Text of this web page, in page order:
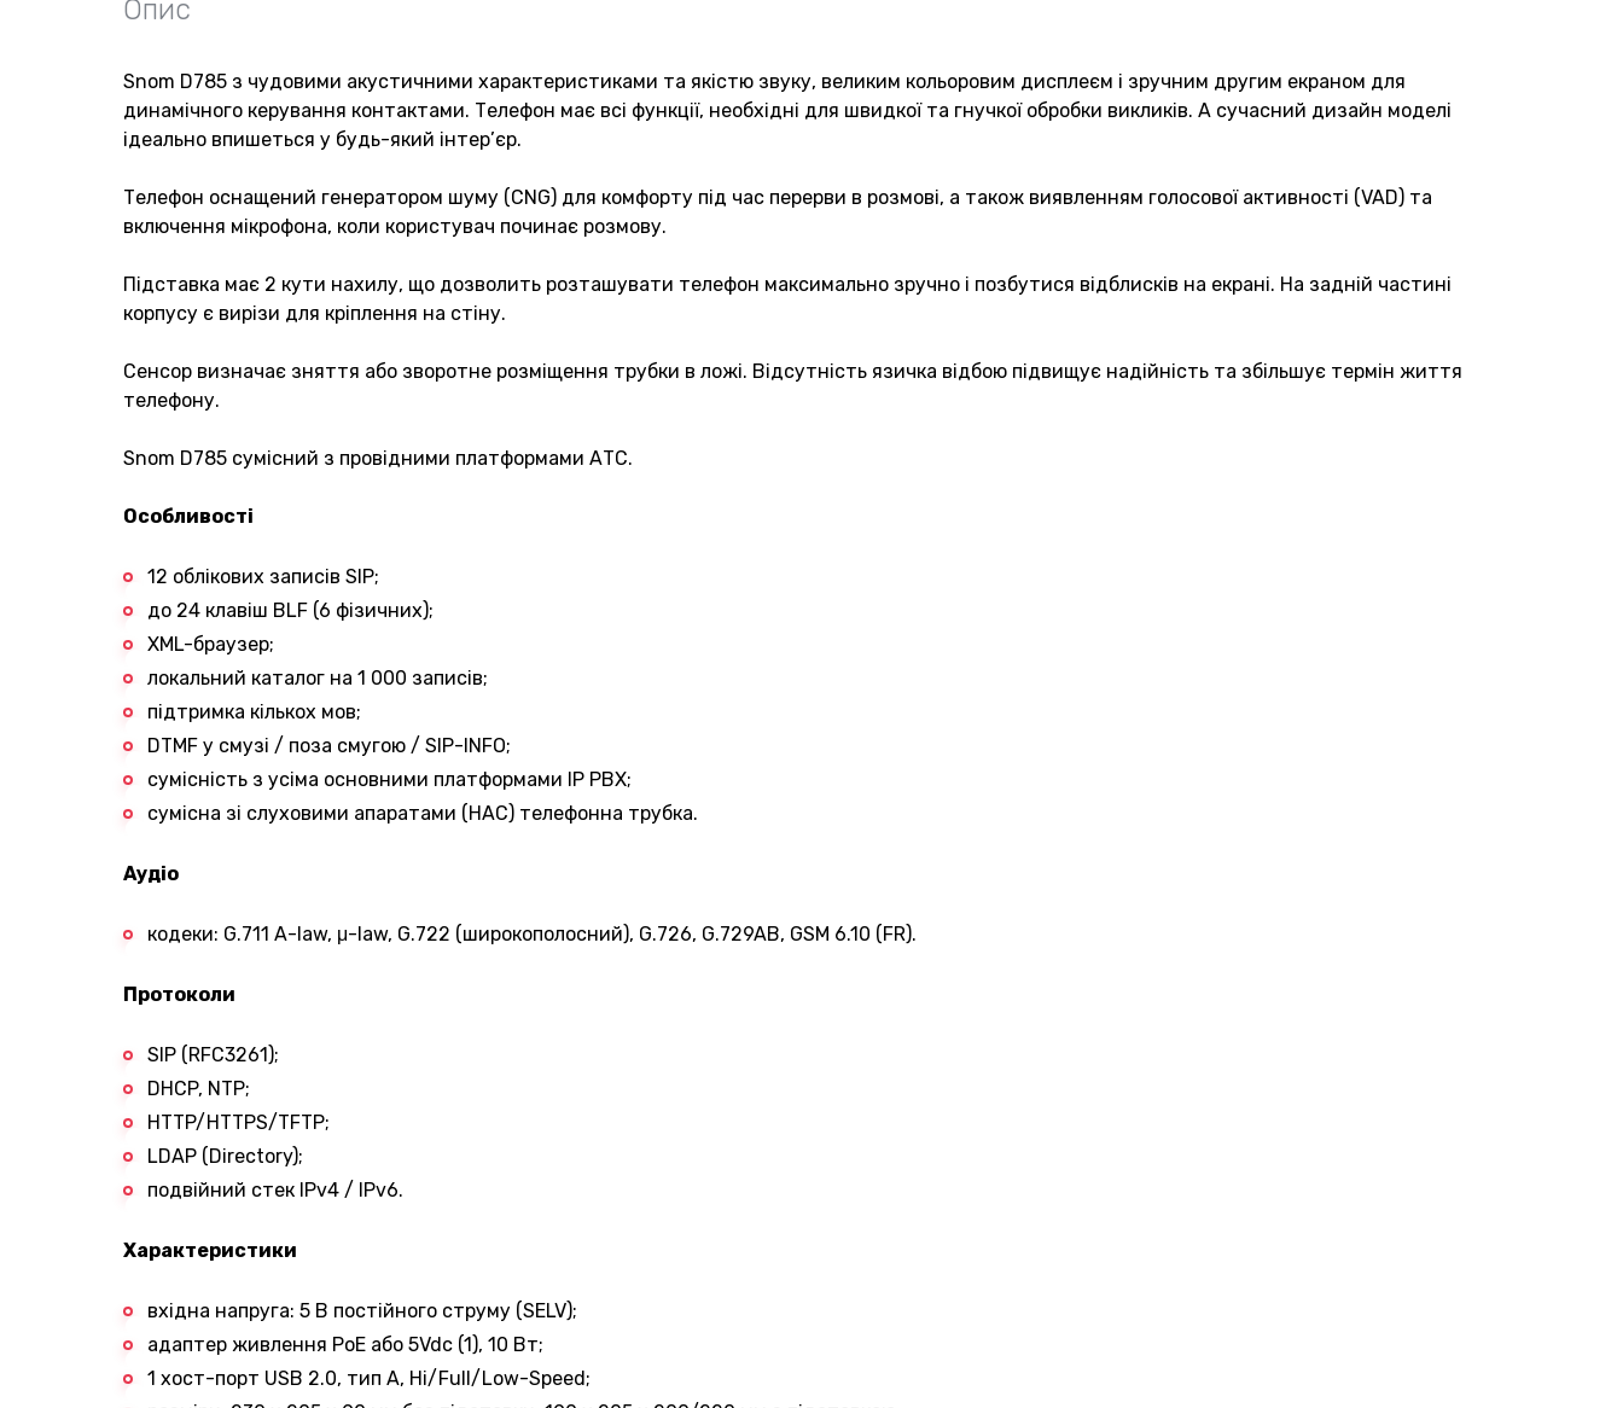
Опис
Snom D785 з чудовими акустичними характеристиками та якістю звуку, великим кольоровим дисплеєм і зручним другим екраном для
динамічного керування контактами. Телефон має всі функції, необхідні для швидкої та гнучкої обробки викликів. А сучасний дизайн моделі
ідеально впишеться у будь-який інтер’єр.
Телефон оснащений генератором шуму (CNG) для комфорту під час перерви в розмові, а також виявленням голосової активності (VAD) та
включення мікрофона, коли користувач починає розмову.
Підставка має 2 кути нахилу, що дозволить розташувати телефон максимально зручно і позбутися відблисків на екрані. На задній частині
корпусу є вирізи для кріплення на стіну.
Сенсор визначає зняття або зворотне розміщення трубки в ложі. Відсутність язичка відбою підвищує надійність та збільшує термін життя
телефону.
Snom D785 сумісний з провідними платформами АТС.
Особливості
12 облікових записів SIP;
до 24 клавіш BLF (6 фізичних);
XML-браузер;
локальний каталог на 1 000 записів;
підтримка кількох мов;
DTMF у смузі / поза смугою / SIP-INFO;
сумісність з усіма основними платформами IP PBX;
сумісна зі слуховими апаратами (HAC) телефонна трубка.
Аудіо
кодеки: G.711 A-law, μ-law, G.722 (широкополосний), G.726, G.729AB, GSM 6.10 (FR).
Протоколи
SIP (RFC3261);
DHCP, NTP;
HTTP/HTTPS/TFTP;
LDAP (Directory);
подвійний стек IPv4 / IPv6.
Характеристики
вхідна напруга: 5 В постійного струму (SELV);
адаптер живлення PoE або 5Vdc (1), 10 Вт;
1 хост-порт USB 2.0, тип A, Hi/Full/Low-Speed;
Ваше ім'я
Ваш номер телефона